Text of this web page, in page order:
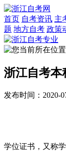
首页 自考资讯 主
题 地方自考 政策
浙江自考本
发布时间：2020-
学位证书，又称